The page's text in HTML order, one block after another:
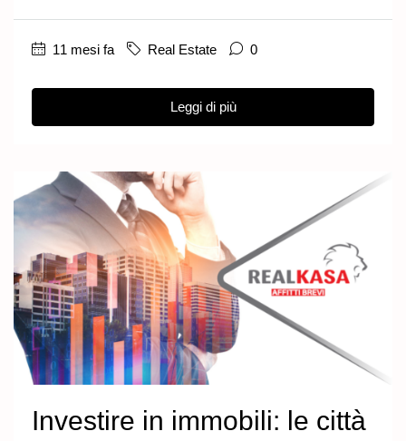
11 mesi fa Real Estate 0
Leggi di più
Investire in immobili: le città